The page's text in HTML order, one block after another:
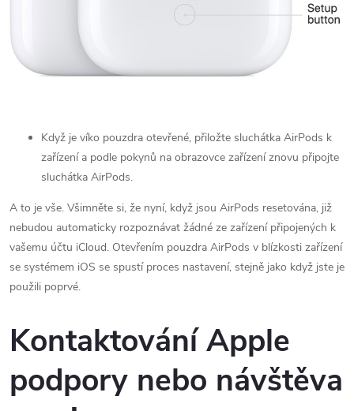
Když je víko pouzdra otevřené, přiložte sluchátka AirPods k
zařízení a podle pokynů na obrazovce zařízení znovu připojte
sluchátka AirPods.
A to je vše. Všimněte si, že nyní, když jsou AirPods resetována, již
nebudou automaticky rozpoznávat žádné ze zařízení připojených k
vašemu účtu iCloud. Otevřením pouzdra AirPods v blízkosti zařízení
se systémem iOS se spustí proces nastavení, stejně jako když jste je
použili poprvé.
Kontaktování Apple
podpory nebo návštěva